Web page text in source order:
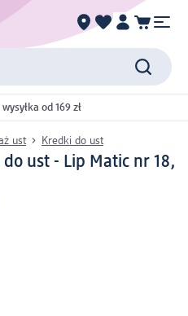
od 169 zł
ust Kredki do ust
ust - Lip Matic nr 18,